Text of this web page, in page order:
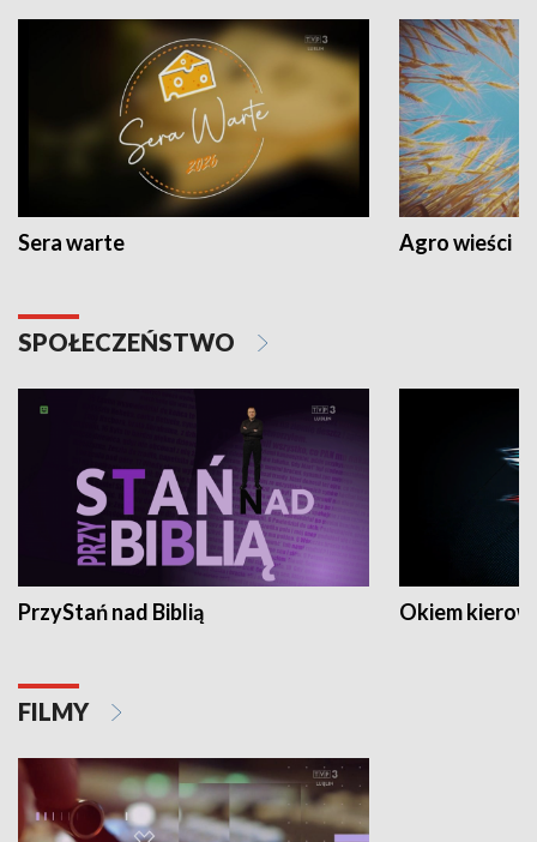
Sera warte Agro wieści
SPOŁECZEŃSTWO
PrzyStań nad Biblią Okiem
FILMY